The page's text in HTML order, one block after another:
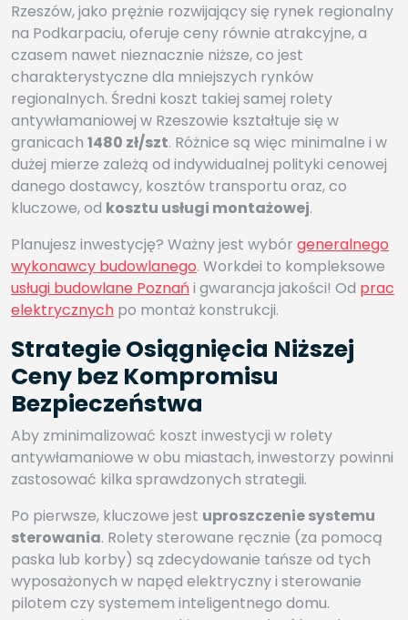
Rzeszów, jako prężnie rozwijający się rynek regionalny
na Podkarpaciu, oferuje ceny równie atrakcyjne, a
czasem nawet nieznacznie niższe, co jest
charakterystyczne dla mniejszych rynków
regionalnych. Średni koszt takiej samej rolety
antywłamaniowej w Rzeszowie kształtuje się w
granicach 1480 zł/szt. Różnice są więc minimalne i w
dużej mierze zależą od indywidualnej polityki cenowej
danego dostawcy, kosztów transportu oraz, co
kluczowe, od kosztu usługi montażowej.
Planujesz inwestycję? Ważny jest wybór generalnego
wykonawcy budowlanego. Workdei to kompleksowe
usługi budowlane Poznań i gwarancja jakości! Od prac
elektrycznych po montaż konstrukcji.
Strategie Osiągnięcia Niższej
Ceny bez Kompromisu
Bezpieczeństwa
Aby zminimalizować koszt inwestycji w rolety
antywłamaniowe w obu miastach, inwestorzy powinni
zastosować kilka sprawdzonych strategii.
Po pierwsze, kluczowe jest uproszczenie systemu
sterowania. Rolety sterowane ręcznie (za pomocą
paska lub korby) są zdecydowanie tańsze od tych
wyposażonych w napęd elektryczny i sterowanie
pilotem czy systemem inteligentnego domu.